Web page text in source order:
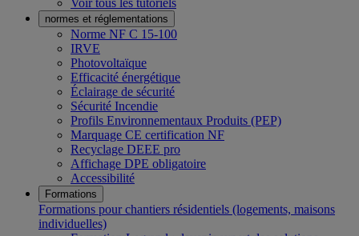
Voir tous les tutoriels
normes et réglementations
Norme NF C 15-100
IRVE
Photovoltaïque
Efficacité énergétique
Éclairage de sécurité
Sécurité Incendie
Profils Environnementaux Produits (PEP)
Marquage CE certification NF
Recyclage DEEE pro
Affichage DPE obligatoire
Accessibilité
Formations
Formations pour chantiers résidentiels (logements, maisons
individuelles)